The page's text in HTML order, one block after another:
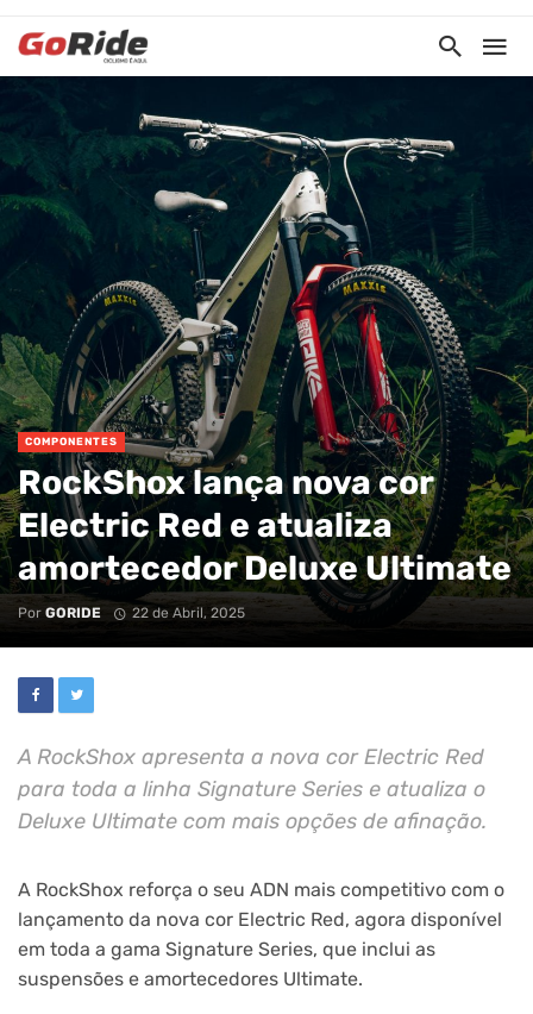
COMPONENTES
RockShox lança nova cor
Electric Red e atualiza
amortecedor Deluxe Ultimate
Por GORIDE 22 de Abril, 2025
A RockShox apresenta a nova cor Electric Red
para toda a linha Signature Series e atualiza o
Deluxe Ultimate com mais opções de afinação.
A RockShox reforça o seu ADN mais competitivo com o
lançamento da nova cor Electric Red, agora disponível
em toda a gama Signature Series, que inclui as
suspensões e amortecedores Ultimate.